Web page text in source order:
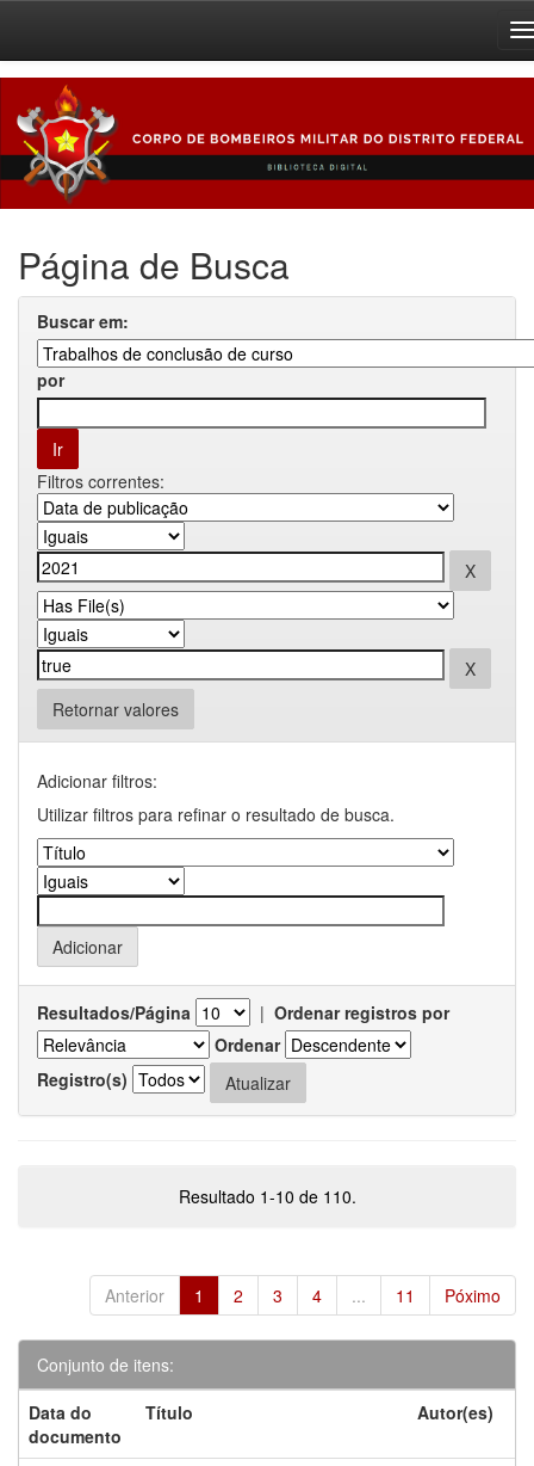
navigation
Página de Busca
Buscar em:
por
Filtros correntes:
Retornar valores
Adicionar filtros:
Utilizar filtros para refinar o resultado de busca.
Resultados/Página | Ordenar registros por
Ordenar
Registro(s)
Resultado 1-10 de 110.
Anterior 1 2 3 4 ... 11 Póximo
Conjunto de itens:
Data do
documento
Título Autor(es)